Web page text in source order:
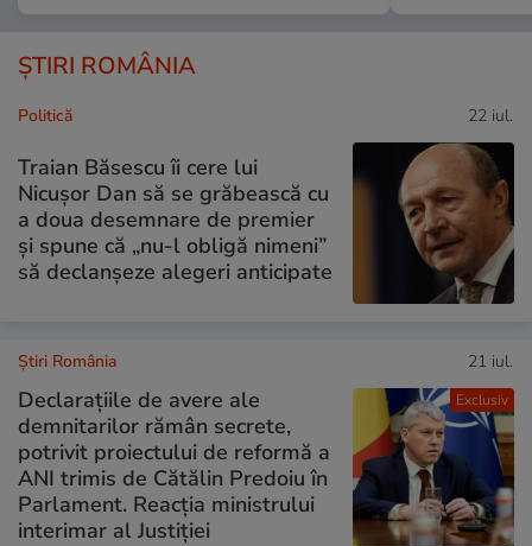
ȘTIRI ROMÂNIA
Politică 22 iul.
Traian Băsescu îi cere lui
Nicușor Dan să se grăbească cu
a doua desemnare de premier
și spune că „nu-l obligă nimeni”
să declanșeze alegeri anticipate
Exclusiv
Știri România 21 iul.
Declarațiile de avere ale
demnitarilor rămân secrete,
potrivit proiectului de reformă a
ANI trimis de Cătălin Predoiu în
Parlament. Reacția ministrului
interimar al Justiției